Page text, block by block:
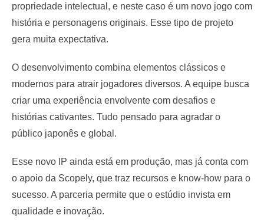
propriedade intelectual, e neste caso é um novo jogo com
história e personagens originais. Esse tipo de projeto
gera muita expectativa.
O desenvolvimento combina elementos clássicos e
modernos para atrair jogadores diversos. A equipe busca
criar uma experiência envolvente com desafios e
histórias cativantes. Tudo pensado para agradar o
público japonês e global.
Esse novo IP ainda está em produção, mas já conta com
o apoio da Scopely, que traz recursos e know-how para o
sucesso. A parceria permite que o estúdio invista em
qualidade e inovação.